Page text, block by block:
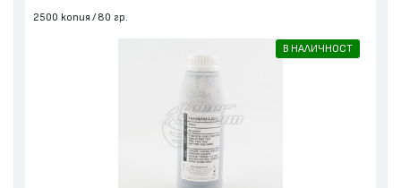
2500 копия 80 гр.
В НАЛИЧНОСТ